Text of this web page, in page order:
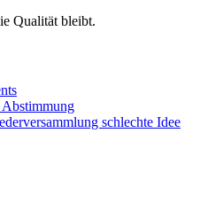
Qualität bleibt.
schlechte Idee